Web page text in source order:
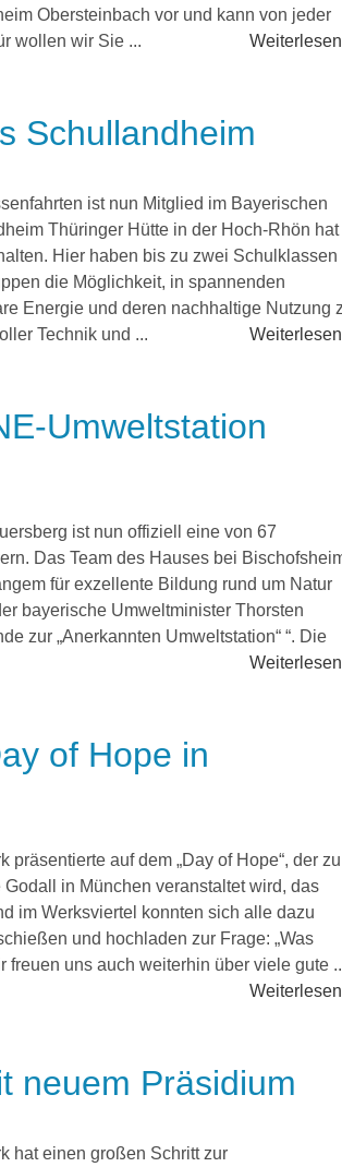
Obersteinbach vor und kann von jeder
wollen wir Sie ...
Schullandheim
ist nun Mitglied im Bayerischen
Thüringer Hütte in der Hoch-Rhön hat
Hier haben bis zu zwei Schulklassen
die Möglichkeit, in spannenden
Energie und deren nachhaltige Nutzung
Technik und ...
Umweltstation
ist nun offiziell eine von 67
Das Team des Hauses bei
für exzellente Bildung rund um Natur
bayerische Umweltminister Thorsten
zur „Anerkannten Umweltstation“ “. Die
of Hope in
auf dem „Day of Hope“, der zu
in München veranstaltet wird, das
im Werksviertel konnten sich alle dazu
und hochladen zur Frage: „Was
freuen uns auch weiterhin über viele gute
neuem Präsidium
hat einen großen Schritt zur